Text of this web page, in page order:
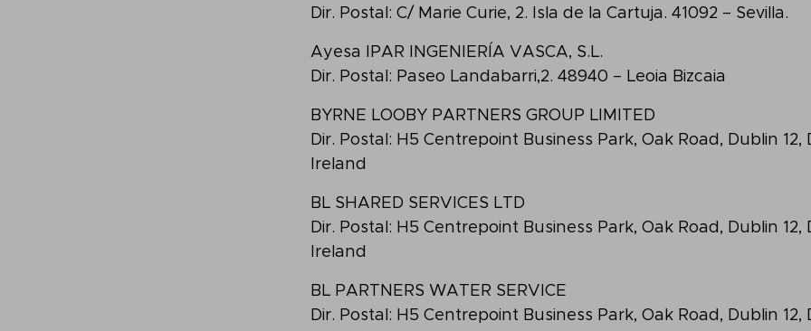
Dir. Postal: C/ Marie Curie, 2. Isla de la Cartuja. 41092 – Sevilla.
Ayesa IPAR INGENIERÍA VASCA, S.L.
Dir. Postal: Paseo Landabarri,2. 48940 – Leoia Bizcaia
BYRNE LOOBY PARTNERS GROUP LIMITED
Dir. Postal: H5 Centrepoint Business Park, Oak Road, Dublin 12,
Ireland
BL SHARED SERVICES LTD
Dir. Postal: H5 Centrepoint Business Park, Oak Road, Dublin 12,
Ireland
BL PARTNERS WATER SERVICE
Dir. Postal: H5 Centrepoint Business Park, Oak Road, Dublin 12,